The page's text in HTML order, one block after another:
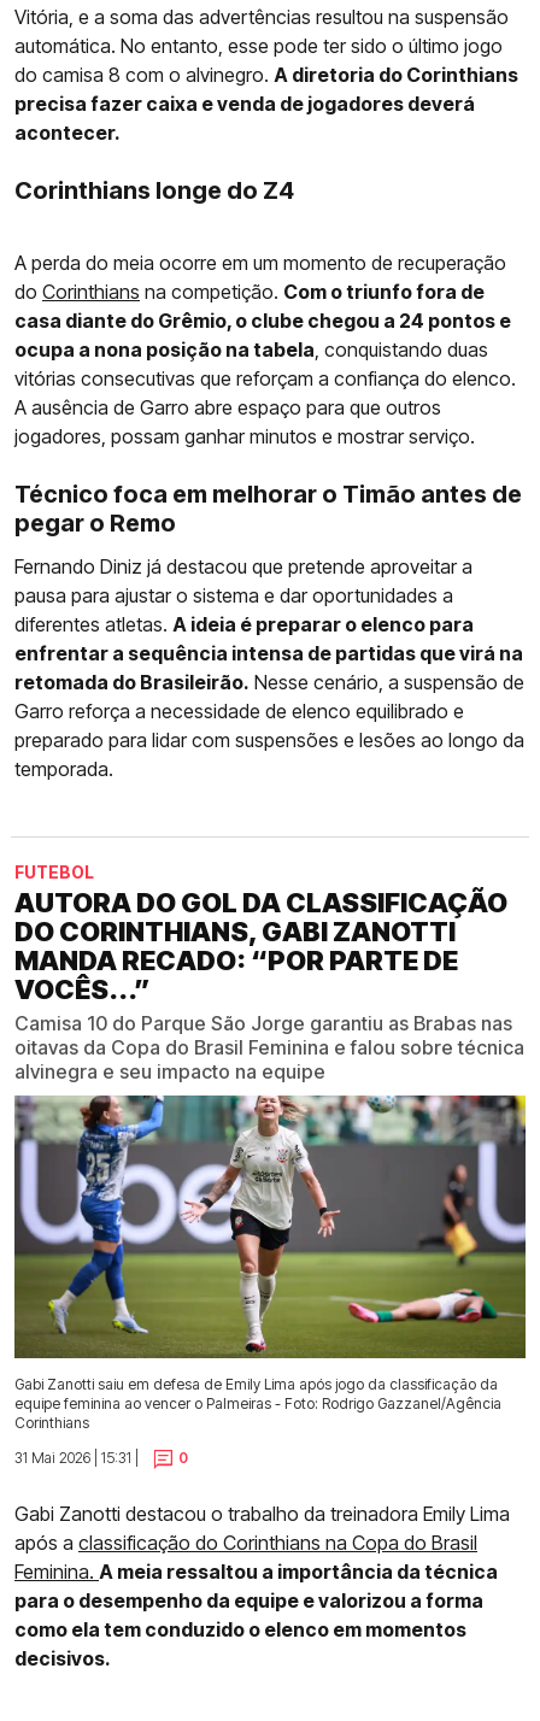
Vitória, e a soma das advertências resultou na suspensão
automática. No entanto, esse pode ter sido o último jogo
do camisa 8 com o alvinegro. A diretoria do Corinthians
precisa fazer caixa e venda de jogadores deverá
acontecer.
Corinthians longe do Z4
A perda do meia ocorre em um momento de recuperação
do Corinthians na competição. Com o triunfo fora de
casa diante do Grêmio, o clube chegou a 24 pontos e
ocupa a nona posição na tabela , conquistando duas
vitórias consecutivas que reforçam a confiança do elenco.
A ausência de Garro abre espaço para que outros
jogadores, possam ganhar minutos e mostrar serviço.
Técnico foca em melhorar o Timão antes de
pegar o Remo
Fernando Diniz já destacou que pretende aproveitar a
pausa para ajustar o sistema e dar oportunidades a
diferentes atletas. A ideia é preparar o elenco para
enfrentar a sequência intensa de partidas que virá na
retomada do Brasileirão. Nesse cenário, a suspensão de
Garro reforça a necessidade de elenco equilibrado e
preparado para lidar com suspensões e lesões ao longo da
temporada.
FUTEBOL
AUTORA DO GOL DA CLASSIFICAÇÃO
DO CORINTHIANS, GABI ZANOTTI
MANDA RECADO: “POR PARTE DE
VOCÊS...”
Camisa 10 do Parque São Jorge garantiu as Brabas nas
oitavas da Copa do Brasil Feminina e falou sobre técnica
alvinegra e seu impacto na equipe
Gabi Zanotti saiu em defesa de Emily Lima após jogo da classificação da
equipe feminina ao vencer o Palmeiras - Foto: Rodrigo Gazzanel/Agência
Corinthians
31 Mai 2026 | 15:31 |
0
Gabi Zanotti destacou o trabalho da treinadora Emily Lima
após a classificação do Corinthians na Copa do Brasil
Feminina. A meia ressaltou a importância da técnica
para o desempenho da equipe e valorizou a forma
como ela tem conduzido o elenco em momentos
decisivos.